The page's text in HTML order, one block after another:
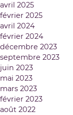
avril 2025
février 2025
avril 2024
février 2024
décembre 2023
septembre 2023
juin 2023
mai 2023
mars 2023
février 2023
août 2022